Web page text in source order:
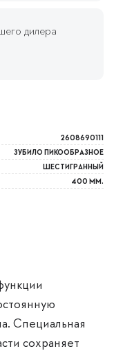
дилера
2608690111
ЗУБИЛО ПИКООБРАЗНОЕ
ШЕСТИГРАННЫЙ
400 ММ.
Специальная
сохраняет